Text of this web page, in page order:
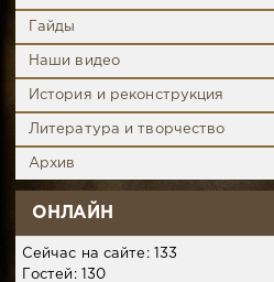
Гайды
Наши видео
История и реконструкция
Литература и творчество
Архив
ОНЛАЙН
Сейчас на сайте: 133
Гостей: 130